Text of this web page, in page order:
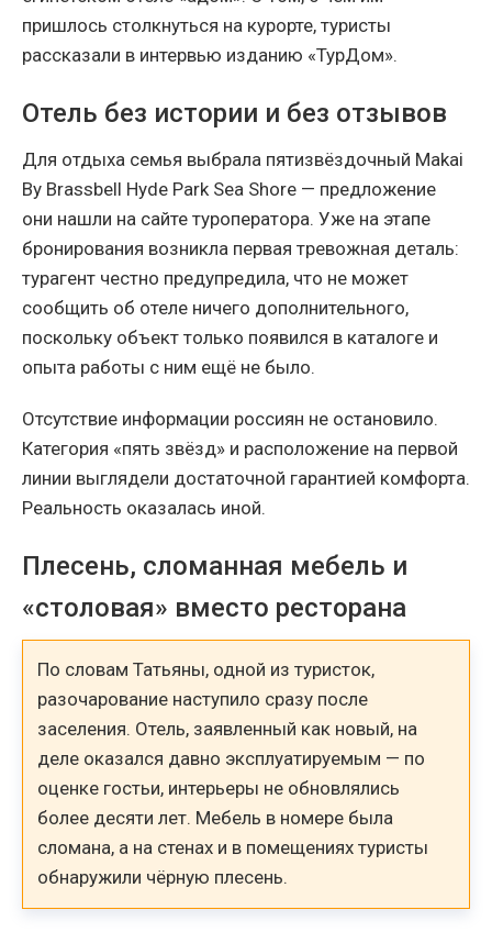
пришлось столкнуться на курорте, туристы
рассказали в интервью изданию «ТурДом».
Отель без истории и без отзывов
Для отдыха семья выбрала пятизвёздочный Makai
By Brassbell Hyde Park Sea Shore — предложение
они нашли на сайте туроператора. Уже на этапе
бронирования возникла первая тревожная деталь:
турагент честно предупредила, что не может
сообщить об отеле ничего дополнительного,
поскольку объект только появился в каталоге и
опыта работы с ним ещё не было.
Отсутствие информации россиян не остановило.
Категория «пять звёзд» и расположение на первой
линии выглядели достаточной гарантией комфорта.
Реальность оказалась иной.
Плесень, сломанная мебель и
«столовая» вместо ресторана
По словам Татьяны, одной из туристок,
разочарование наступило сразу после
заселения. Отель, заявленный как новый, на
деле оказался давно эксплуатируемым — по
оценке гостьи, интерьеры не обновлялись
более десяти лет. Мебель в номере была
сломана, а на стенах и в помещениях туристы
обнаружили чёрную плесень.